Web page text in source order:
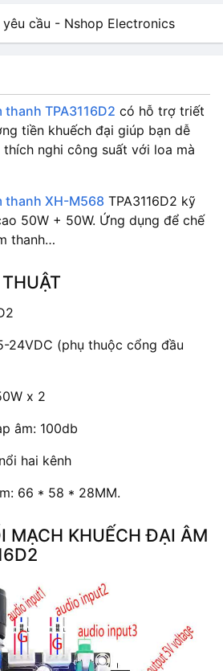
TPA3116D2 có hỗ trợ triết
tiền khuếch đại giúp bạn dễ
nghi công suất với loa mà
thanh XH-M568 TPA3116D2 kỹ
50W + 50W. Ứng dụng để chế
thanh…
24VDC (phụ thuộc cổng đầu
x 2
âm: 100db
hai kênh
66 * 58 * 28MM.
MẠCH KHUẾCH ĐẠI ÂM